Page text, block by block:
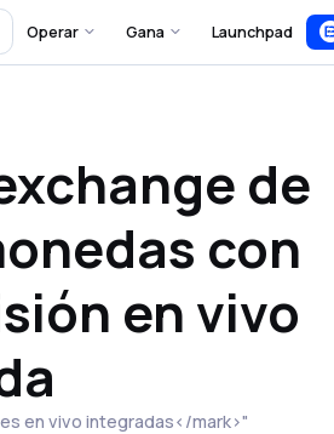
Operar Gana Launchpad
de
con
en vivo
en vivo integradas</mark>"